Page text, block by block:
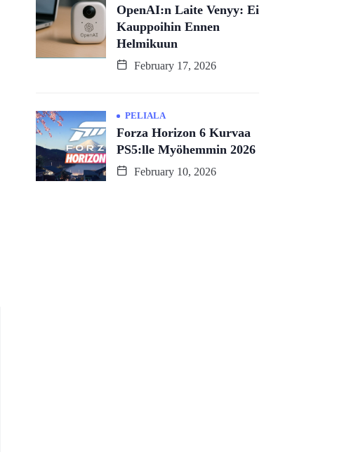
OpenAI:n Laite Venyy: Ei
Kauppoihin Ennen
Helmikuun
February 17, 2026
PELIALA
Forza Horizon 6 Kurvaa
PS5:lle Myöhemmin 2026
February 10, 2026